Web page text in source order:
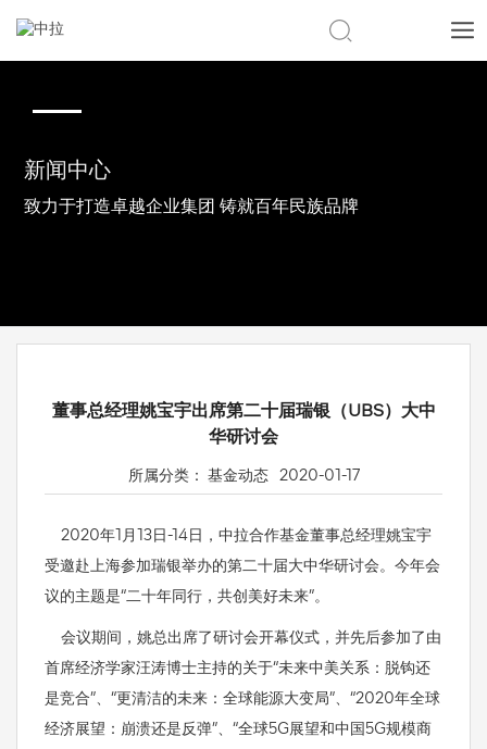
新闻中心
致力于打造卓越企业集团 铸就百年民族品牌
董事总经理姚宝宇出席第二十届瑞银（UBS）大中
华研讨会
所属分类： 基金动态 2020-01-17
2020年1月13日-14日，中拉合作基金董事总经理姚宝宇
受邀赴上海参加瑞银举办的第二十届大中华研讨会。今年会
议的主题是“二十年同行，共创美好未来”。
会议期间，姚总出席了研讨会开幕仪式，并先后参加了由
首席经济学家汪涛博士主持的关于“未来中美关系：脱钩还
是竞合”、“更清洁的未来：全球能源大变局”、“2020年全球
经济展望：崩溃还是反弹”、“全球5G展望和中国5G规模商